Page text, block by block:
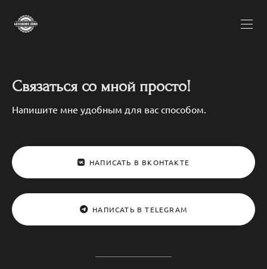
Связаться со мной просто!
Напишите мне удобным для вас способом.
НАПИСАТЬ В ВКОНТАКТЕ
НАПИСАТЬ В TELEGRAM